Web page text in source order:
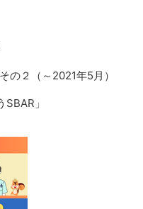
の２（～2021年5月）
」